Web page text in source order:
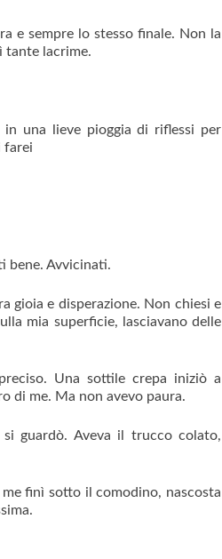
e sempre lo stesso finale. Non la
tante lacrime.
una lieve pioggia di riflessi per
farei
bene. Avvicinati.
gioia e disperazione. Non chiesi e
mia superficie, lasciavano delle
Una sottile crepa iniziò a
di me. Ma non avevo paura.
guardò. Aveva il trucco colato,
finì sotto il comodino, nascosta